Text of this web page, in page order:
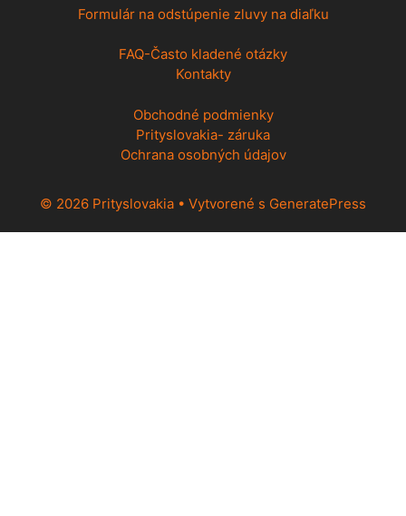
Formulár na odstúpenie zluvy na diaľku
FAQ-Často kladené otázky
Kontakty
Obchodné podmienky
Prityslovakia- záruka
Ochrana osobných údajov
© 2026 Prityslovakia • Vytvorené s GeneratePress